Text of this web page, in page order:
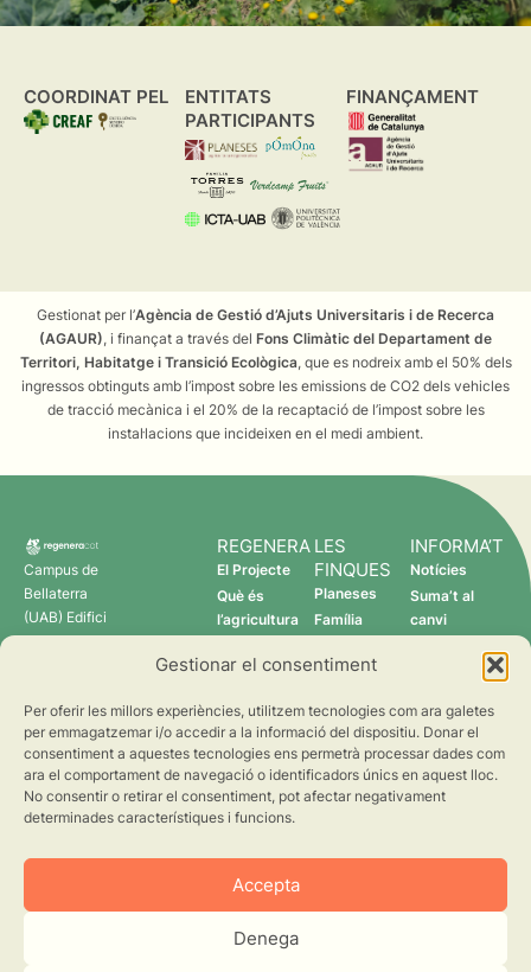
Gestionar el consentiment
Per oferir les millors experiències, utilitzem tecnologies com ara galetes
per emmagatzemar i/o accedir a la informació del dispositiu. Donar el
consentiment a aquestes tecnologies ens permetrà processar dades com
ara el comportament de navegació o identificadors únics en aquest lloc.
No consentir o retirar el consentiment, pot afectar negativament
determinades característiques i funcions.
Accepta
Denega
COORDINAT PEL
ENTITATS
PARTICIPANTS
FINANÇAMENT
Gestionat per l’Agència de Gestió d’Ajuts Universitaris i de Recerca
(AGAUR), i finançat a través del Fons Climàtic del Departament de
Territori, Habitatge i Transició Ecològica, que es nodreix amb el 50% dels
ingressos obtinguts amb l’impost sobre les emissions de CO2 dels vehicles
de tracció mecànica i el 20% de la recaptació de l’impost sobre les
instal·lacions que incideixen en el medi ambient.
Campus de
Bellaterra
(UAB) Edifici
C 08193
regenera@creaf.uab.cat
REGENERA
El Projecte
Què és
l’agricultura
Qui som
LES
FINQUES
Planeses
Família
Verdcamp
Pomona
Fruits
INFORMA’T
Notícies
Suma’t al
canvi